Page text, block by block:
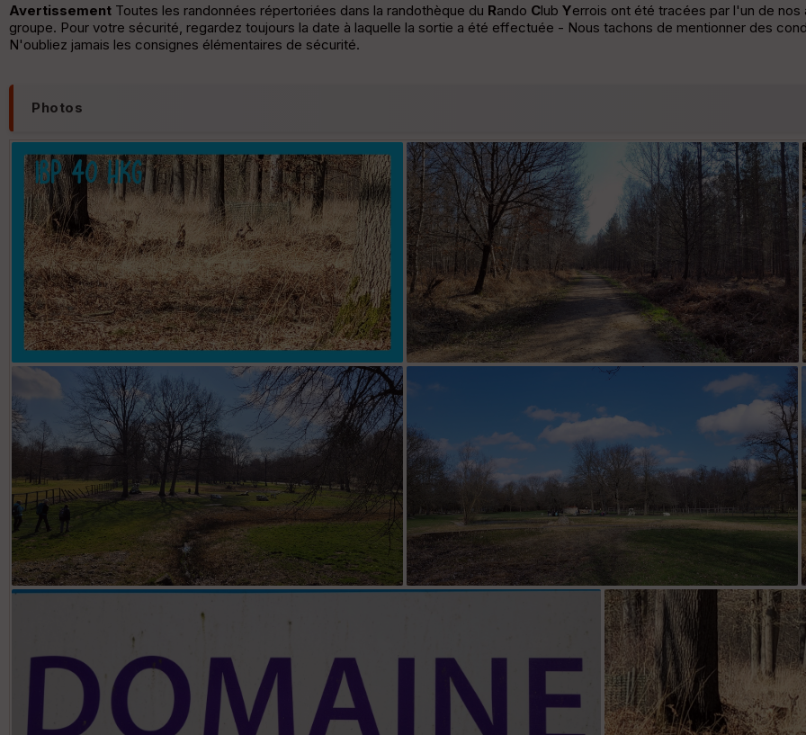
Avertissement Toutes les randonnées répertoriées dans la randothèque du Rando Club Yerrois ont été tracées par l'un de
groupe. Pour votre sécurité, regardez toujours la date à laquelle la sortie a été effectuée - Nous tachons de mentionner des
N'oubliez jamais les consignes élémentaires de sécurité.
Photos